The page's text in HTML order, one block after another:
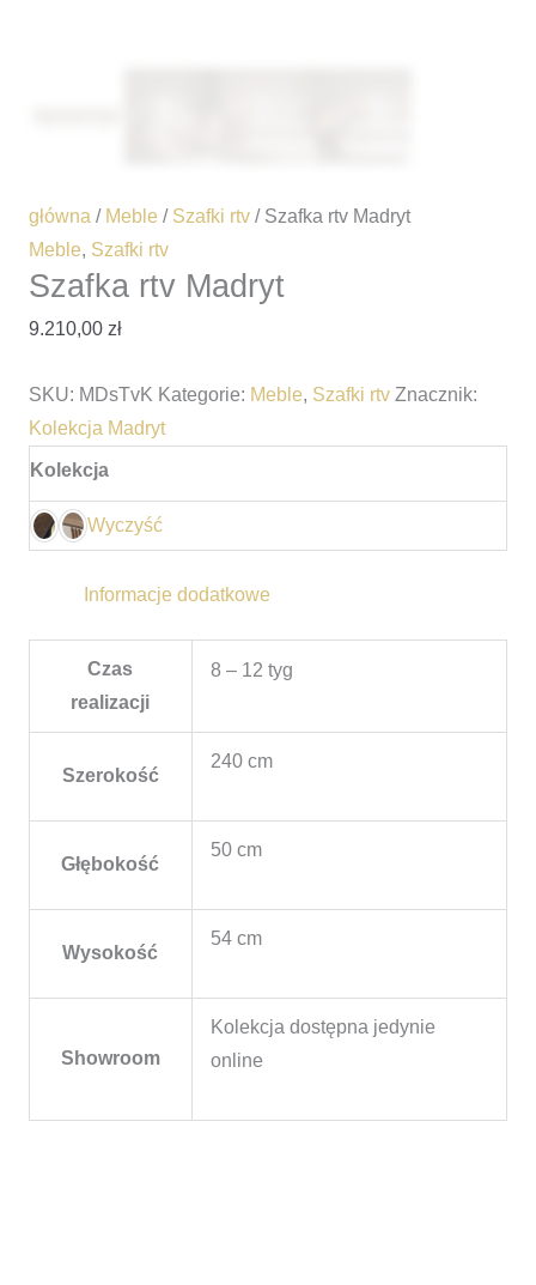
główna / Meble / Szafki rtv/ Szafka rtv Madryt
Meble, Szafki rtv
Szafka rtv Madryt
9.210,00 zł
SKU: MDsTvK Kategorie: Meble, Szafki rtv Znacznik:
Kolekcja Madryt
Kolekcja
Wyczyść
Informacje dodatkowe
Czas
realizacji
8 – 12 tyg
Szerokość
240 cm
Głębokość
50 cm
Wysokość
54 cm
Showroom
Kolekcja dostępna jedynie
online